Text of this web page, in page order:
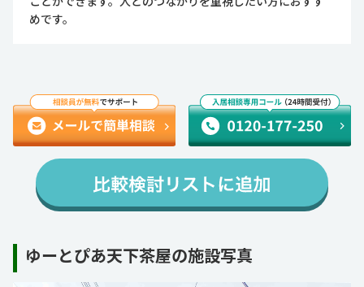
めです。
ゆーとぴあ天下茶屋の施設写真